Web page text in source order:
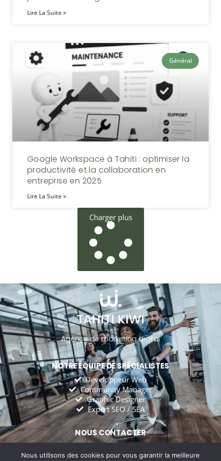
Lire La Suite »
Général
Google Workspace à Tahiti : optimiser la
productivité et la collaboration en
entreprise en 2025
Lire La Suite »
Charger plus
TAHITI KIWI
Agence de marketing digital
NOTRE ÉQUIPE DE SPÉCIALISTES
Développeur Web
Community Manager
Graphic Designer
Expert SEO / SEA
NOUS CONTACTER
Tahiti Kiwi Agency
Nous utilisons des cookies pour vous garantir la meilleure